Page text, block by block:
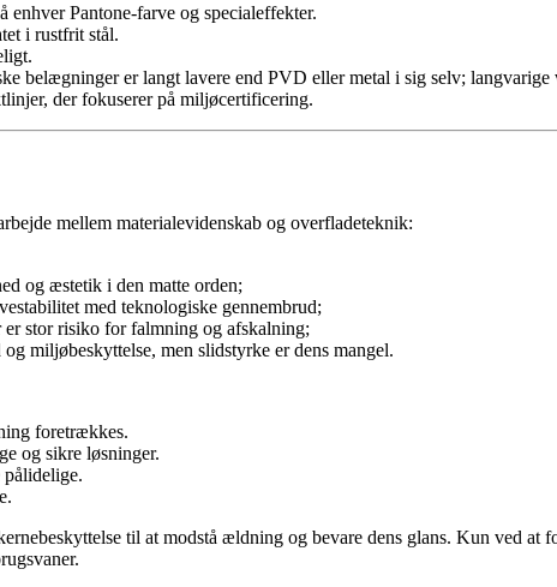
Pantone-farve og specialeffekter.
i rustfrit stål.
belægninger er langt lavere end PVD eller metal i sig selv;
der fokuserer på miljøcertificering.
mellem materialevidenskab og overfladeteknik:
og æstetik i den matte orden;
med teknologiske gennembrud;
stor risiko for falmning og afskalning;
miljøbeskyttelse, men slidstyrke er dens mangel.
foretrækkes.
og sikre løsninger.
til at modstå ældning og bevare dens glans. Kun ved at